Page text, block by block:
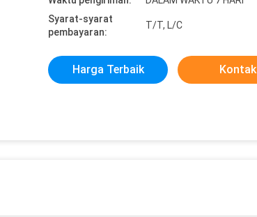
Syarat-syarat
pembayaran:
T/T, L/C
Harga Terbaik Kontak